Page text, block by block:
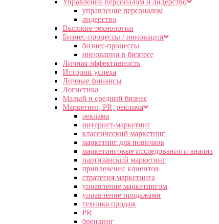
Управление персоналом и лидерство
управление персоналом
лидерство
Высокие технологии
Бизнес-процессы / инновации
бизнес-процессы
инновации в бизнесе
Личная эффективность
Истории успеха
Личные финансы
Логистика
Малый и средний бизнес
Маркетинг, PR, реклама
реклама
интернет-маркетинг
классический маркетинг
маркетинг для новичков
маркетинговые исследования и анализ
партизанский маркетинг
привлечение клиентов
стратегия маркетинга
управление маркетингом
управление продажами
техника продаж
PR
брендинг